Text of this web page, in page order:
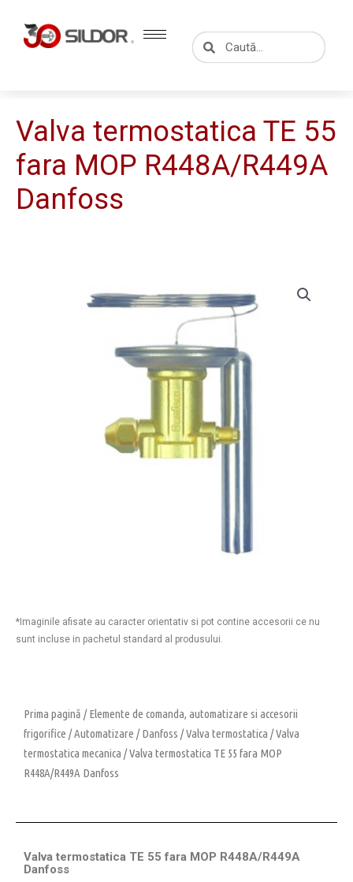
content
CautăCaută
Valva termostatica TE 55
fara MOP R448A/R449A
Danfoss
*Imaginile afisate au caracter orientativ si pot contine accesorii ce nu
sunt incluse in pachetul standard al produsului.
Prima pagină /Elemente de comanda, automatizare si accesorii
frigorifice /Automatizare /Danfoss /Valva termostatica /Valva
termostatica mecanica / Valva termostatica TE 55 fara MOP
R448A/R449A Danfoss
Valva termostatica TE 55 fara MOP R448A/R449A
Danfoss